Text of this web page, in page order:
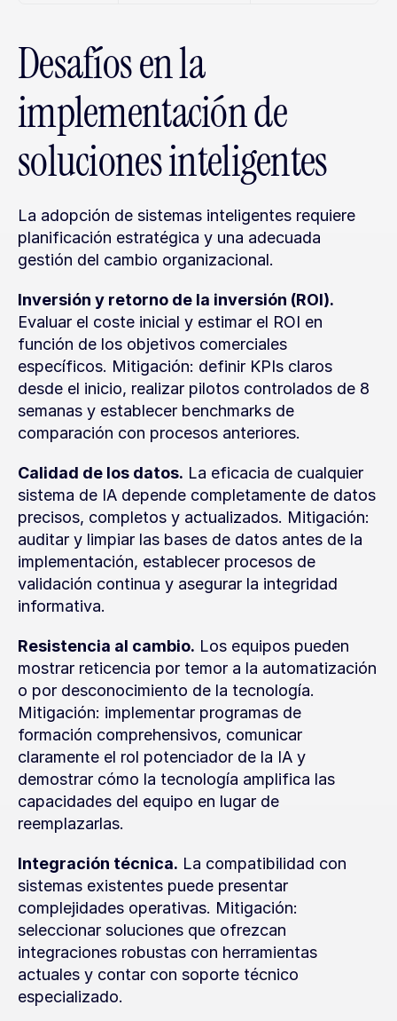
Desafíos en la
implementación de
soluciones inteligentes
La adopción de sistemas inteligentes requiere
planificación estratégica y una adecuada
gestión del cambio organizacional.
Inversión y retorno de la inversión (ROI).
Evaluar el coste inicial y estimar el ROI en
función de los objetivos comerciales
específicos. Mitigación: definir KPIs claros
desde el inicio, realizar pilotos controlados de 8
semanas y establecer benchmarks de
comparación con procesos anteriores.
Calidad de los datos. La eficacia de cualquier
sistema de IA depende completamente de datos
precisos, completos y actualizados. Mitigación:
auditar y limpiar las bases de datos antes de la
implementación, establecer procesos de
validación continua y asegurar la integridad
informativa.
Resistencia al cambio. Los equipos pueden
mostrar reticencia por temor a la automatización
o por desconocimiento de la tecnología.
Mitigación: implementar programas de
formación comprehensivos, comunicar
claramente el rol potenciador de la IA y
demostrar cómo la tecnología amplifica las
capacidades del equipo en lugar de
reemplazarlas.
Integración técnica. La compatibilidad con
sistemas existentes puede presentar
complejidades operativas. Mitigación:
seleccionar soluciones que ofrezcan
integraciones robustas con herramientas
actuales y contar con soporte técnico
especializado.